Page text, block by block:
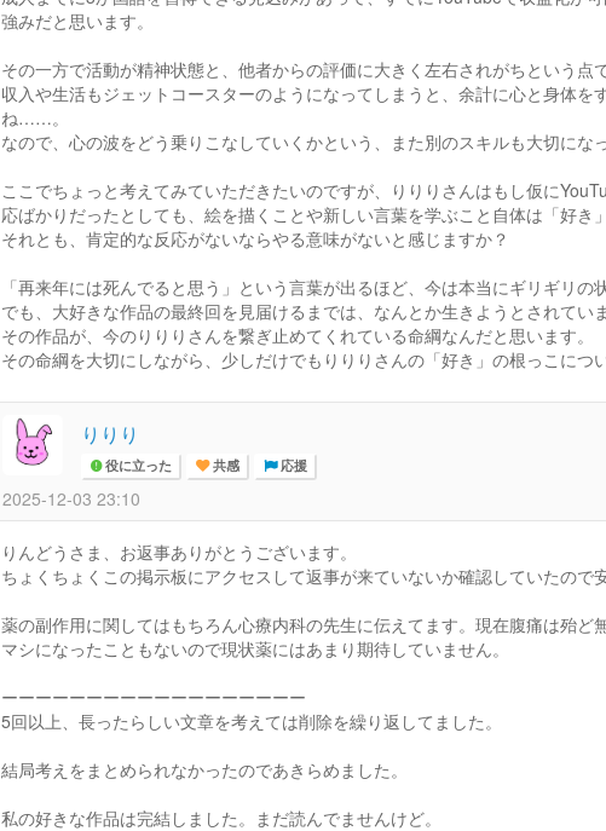
強みだと思います。
その一方で活動が精神状態と、他者からの評価に大きく左右されがちという点
収入や生活もジェットコースターのようになってしまうと、余計に心と身体を
ね……。
なので、心の波をどう乗りこなしていくかという、また別のスキルも大切にな
ここでちょっと考えてみていただきたいのですが、りりりさんはもし仮に
応ばかりだったとしても、絵を描くことや新しい言葉を学ぶこと自体は「好き
それとも、肯定的な反応がないならやる意味がないと感じますか？
「再来年には死んでると思う」という言葉が出るほど、今は本当にギリギリの
でも、大好きな作品の最終回を見届けるまでは、なんとか生きようとされていま
その作品が、今のりりりさんを繋ぎ止めてくれている命綱なんだと思います。
その命綱を大切にしながら、少しだけでもりりりさんの「好き」の根っこに
りりり
役に立った 共感 応援
2025-12-03 23:10
りんどうさま、お返事ありがとうございます。
ちょくちょくこの掲示板にアクセスして返事が来ていないか確認していたので
薬の副作用に関してはもちろん心療内科の先生に伝えてます。現在腹痛は殆
マシになったこともないので現状薬にはあまり期待していません。
ーーーーーーーーーーーーーーーーーー
5回以上、長ったらしい文章を考えては削除を繰り返してました。
結局考えをまとめられなかったのであきらめました。
私の好きな作品は完結しました。まだ読んでませんけど。